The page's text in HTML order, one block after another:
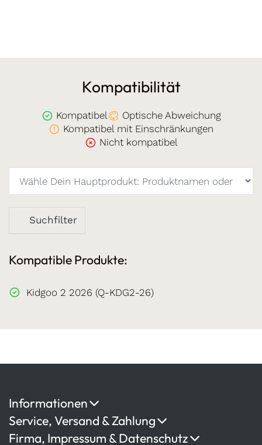
Kompatibilität
Kompatibel
Optische Abweichung
Kompatibel mit Einschränkungen
Nicht kompatibel
Suchfilter
Kompatible Produkte:
Kidgoo 2 2026 (Q-KDG2-26)
Informationen
Service, Versand & Zahlung
Firma, Impressum & Datenschutz